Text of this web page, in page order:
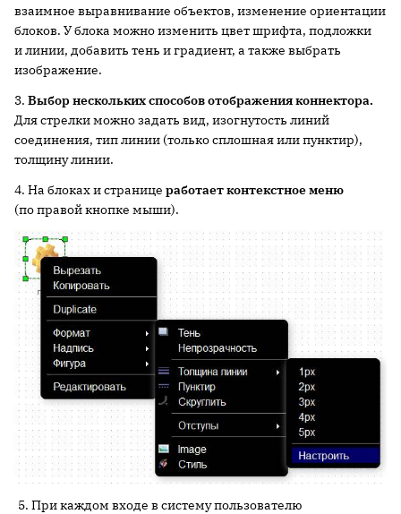
взаимное выравнивание объектов, изменение ориентации
блоков. У блока можно изменить цвет шрифта, подложки
и линии, добавить тень и градиент, а также выбрать
изображение.
3. Выбор нескольких способов отображения коннектора.
Для стрелки можно задать вид, изогнутость линий
соединения, тип линии (только сплошная или пунктир),
толщину линии.
4. На блоках и странице работает контекстное меню
(по правой кнопке мыши).
При каждом входе в систему пользователю